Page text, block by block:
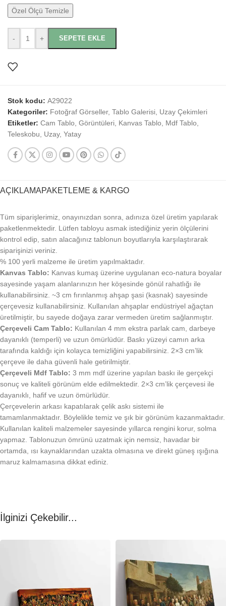
Özel Ölçü Temizle
- + SEPETE EKLE
Stok kodu: A29022
Kategoriler: Fotoğraf Görseller, Tablo Galerisi, Uzay Çekimleri
Etiketler: Cam Tablo, Görüntüleri, Kanvas Tablo, Mdf Tablo,
Teleskobu, Uzay, Yatay
AÇIKLAMAPAKETLEME & KARGO
Tüm siparişlerimiz, onayınızdan sonra, adınıza özel üretim yapılarak
paketlenmektedir. Lütfen tabloyu asmak istediğiniz yerin ölçülerini
kontrol edip, satın alacağınız tablonun boyutlarıyla karşılaştırarak
siparişinizi veriniz.
% 100 yerli malzeme ile üretim yapılmaktadır.
Kanvas Tablo: Kanvas kumaş üzerine uygulanan eco-natura boyalar
sayesinde yaşam alanlarınızın her köşesinde gönül rahatlığı ile
kullanabilirsiniz. ~3 cm fırınlanmış ahşap şasi (kasnak) sayesinde
çerçevesiz kullanabilirsiniz. Kullanılan ahşaplar endüstriyel ağaçtan
üretilmiştir, bu sayede doğaya zarar vermeden üretim sağlanmıştır.
Çerçeveli Cam Tablo: Kullanılan 4 mm ekstra parlak cam, darbeye
dayanıklı (temperli) ve uzun ömürlüdür. Baskı yüzeyi camın arka
tarafında kaldığı için kolayca temizliğini yapabilirsiniz. 2×3 cm’lik
çerçeve ile daha güvenli hale getirilmiştir.
Çerçeveli Mdf Tablo: 3 mm mdf üzerine yapılan baskı ile gerçekçi
sonuç ve kaliteli görünüm elde edilmektedir. 2×3 cm’lik çerçevesi ile
dayanıklı, hafif ve uzun ömürlüdür.
Çerçevelerin arkası kapatılarak çelik askı sistemi ile
tamamlanmaktadır. Böylelikle temiz ve şık bir görünüm kazanmaktadır.
Kullanılan kaliteli malzemeler sayesinde yıllarca rengini korur, solma
yapmaz. Tablonuzun ömrünü uzatmak için nemsiz, havadar bir
ortamda, ısı kaynaklarından uzakta olmasına ve direkt güneş ışığına
maruz kalmamasına dikkat ediniz.
İlginizi Çekebilir...